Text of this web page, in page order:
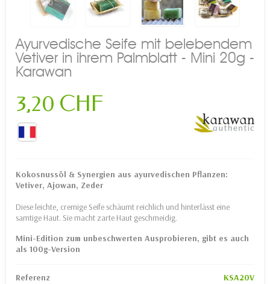
Ayurvedische Seife mit belebendem
Vetiver in ihrem Palmblatt - Mini 20g -
Karawan
3,20 CHF
Kokosnussöl & Synergien aus ayurvedischen Pflanzen:
Vetiver, Ajowan, Zeder
Diese leichte, cremige Seife schäumt reichlich und hinterlässt eine
samtige Haut. Sie macht zarte Haut geschmeidig.
Mini-Edition zum unbeschwerten Ausprobieren, gibt es auch
als 100g-Version
Referenz KSA20V